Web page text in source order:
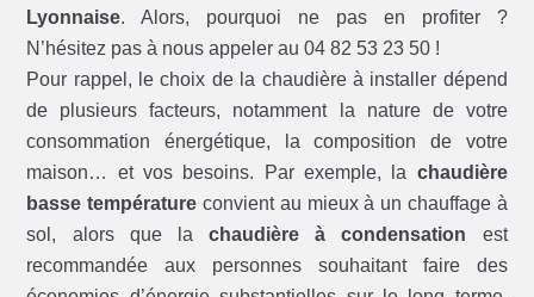
Lyonnaise. Alors, pourquoi ne pas en profiter ?
N’hésitez pas à nous appeler au 04 82 53 23 50 !
Pour rappel, le choix de la chaudière à installer dépend
de plusieurs facteurs, notamment la nature de votre
consommation énergétique, la composition de votre
maison… et vos besoins. Par exemple, la chaudière
basse température convient au mieux à un chauffage à
sol, alors que lachaudière à condensation est
recommandée aux personnes souhaitant faire des